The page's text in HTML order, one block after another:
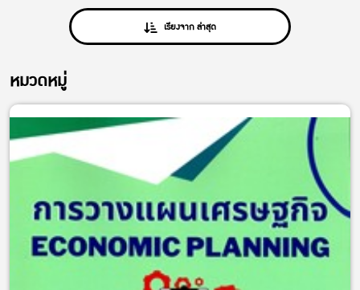
เรียงจาก ล่าสุด
หมวดหมู่